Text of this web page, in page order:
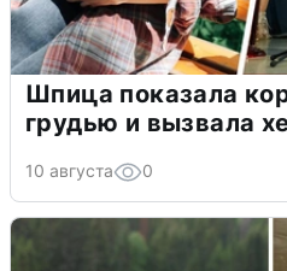
Шпица показала
грудью и вызвала
10 августа 0